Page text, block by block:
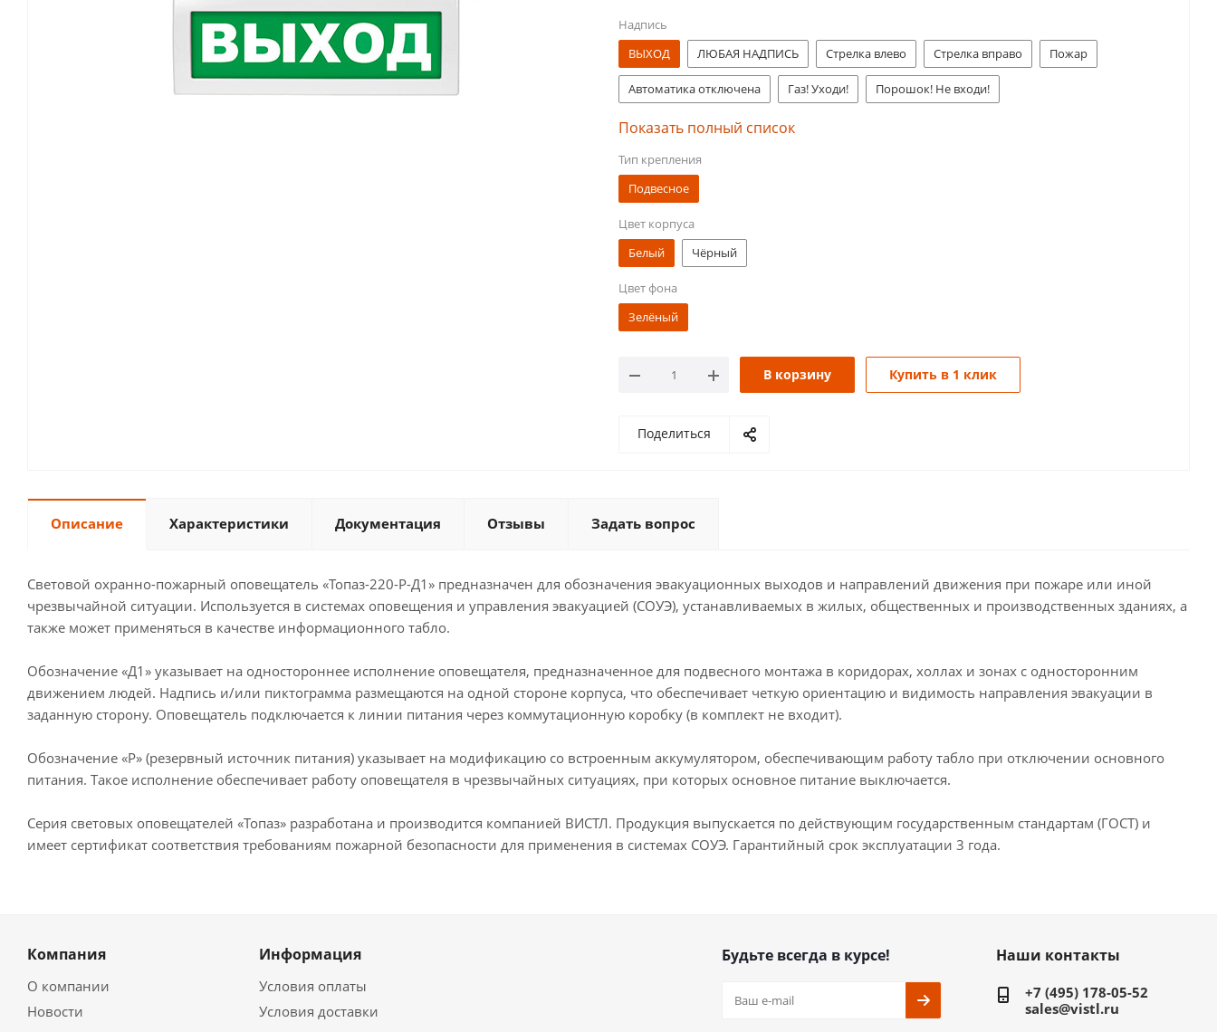
Надпись
ВЫХОД
ЛЮБАЯ НАДПИСЬ Стрелка влево Стрелка вправо Пожар
Автоматика отключена Газ! Уходи! Порошок! Не входи!
Насосная станция пожаротушения
ВЫХОД МГН
Показать полный список
Тип крепления
Подвесное
Цвет корпуса
Белый
Чёрный
Цвет фона
Зелёный
В корзину Купить в 1 клик
Поделиться
Описание Характеристики Документация Отзывы Задать вопрос
Световой охранно-пожарный оповещатель «Топаз-220-Р-Д1» предназначен для обозначения эвакуационных выходов и направлений движения при пожаре или иной
чрезвычайной ситуации. Используется в системах оповещения и управления эвакуацией (СОУЭ), устанавливаемых в жилых, общественных и производственных зданиях, а
также может применяться в качестве информационного табло.
Обозначение «Д1» указывает на одностороннее исполнение оповещателя, предназначенное для подвесного монтажа в коридорах, холлах и зонах с односторонним
движением людей. Надпись и/или пиктограмма размещаются на одной стороне корпуса, что обеспечивает четкую ориентацию и видимость направления эвакуации в
заданную сторону. Оповещатель подключается к линии питания через коммутационную коробку (в комплект не входит).
Обозначение «Р» (резервный источник питания) указывает на модификацию со встроенным аккумулятором, обеспечивающим работу табло при отключении основного
питания. Такое исполнение обеспечивает работу оповещателя в чрезвычайных ситуациях, при которых основное питание выключается.
Серия световых оповещателей «Топаз» разработана и производится компанией ВИСТЛ. Продукция выпускается по действующим государственным стандартам (ГОСТ) и
имеет сертификат соответствия требованиям пожарной безопасности для применения в системах СОУЭ. Гарантийный срок эксплуатации 3 года.
Компания
О компании
Новости
Информация
Условия оплаты
Условия доставки
Будьте всегда в курсе! Наши контакты
+7 (495) 178-05-52
sales@vistl.ru